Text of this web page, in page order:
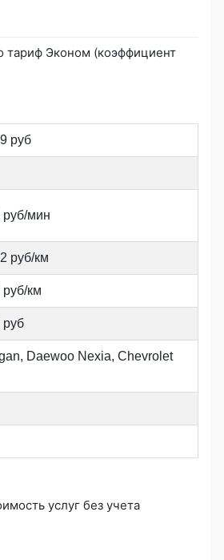
тариф Эконом (коэффициент
руб
руб/мин
руб/км
км
руб
Daewoo Nexia, Chevrolet
услуг без учета